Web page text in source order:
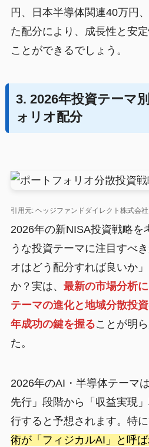
円、日本半導体関連40万円
た配分により、成長性と安
ことができるでしょう。
3. 2026年投資テーマ
ォリオ配分
引用元: ヘッジファンドダイレクト株式会社
2026年の新NISA投資戦略を
うな投資テーマに注目すべ
オはどう配分すれば良いか
か？実は、 最新の市場分析
テーマの進化と地域分散投
年成功の鍵を握ることが明
た。
2026年のAI・半導体テーマ
先行」段階から「収益実現
行すると予想されます。特に
術が「フィジカルAI」と呼